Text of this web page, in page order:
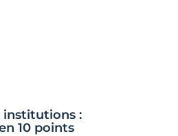
institutions :
10 points